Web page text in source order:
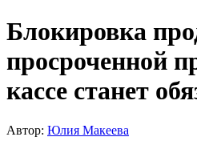
Блокировка
просроченной
кассе станет
Автор: Юлия Макеева